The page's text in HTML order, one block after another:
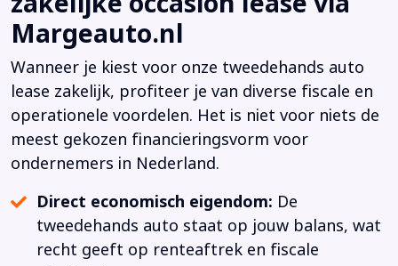
Margeauto.nl
Wanneer je kiest voor onze tweedehands auto
lease zakelijk, profiteer je van diverse fiscale en
operationele voordelen. Het is niet voor niets de
meest gekozen financieringsvorm voor
ondernemers in Nederland.
Direct economisch eigendom: De
tweedehands auto staat op jouw balans, wat
recht geeft op renteaftrek en fiscale